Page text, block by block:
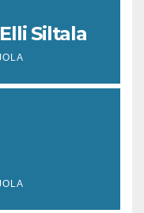
Siltala